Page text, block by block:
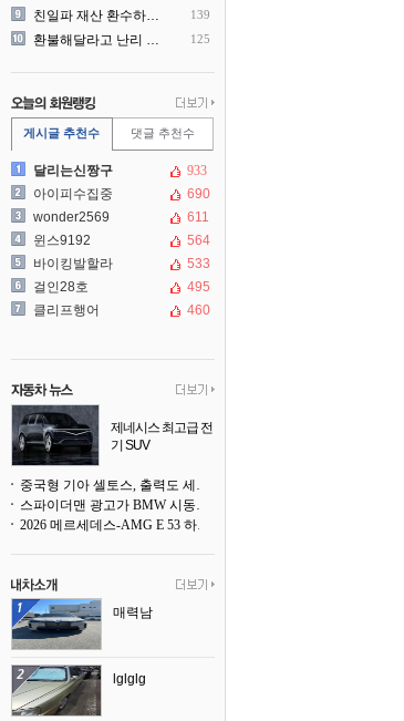
친일파 재산 환수하겠다! 139
환불해달라고 난리 난 미국 .. 125
게시글 추천수 댓글 추천수
달리는신짱구
933
아이피수집중
690
wonder2569
611
윈스9192
564
바이킹발할라
533
걸인28호
495
클리프행어
460
제네시스 최고급 전
기 SUV
중국형 기아 셀토스, 출력도 세지고 27인치 초대형 디스플레이까지
스파이더맨 광고가 BMW 시동화면을 점령하다, 오너들은 불만
2026 메르세데스-AMG E 53 하이브리드 왜건 시승기
매력남
lglglg